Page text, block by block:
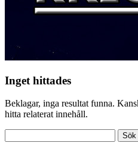
Inget hittades
Beklagar, inga resultat funna.
hitta relaterat innehåll.
efter: